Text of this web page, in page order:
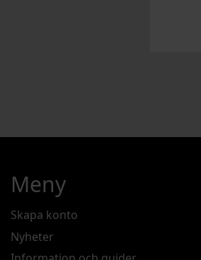
Meny
Skapa konto
Nyheter